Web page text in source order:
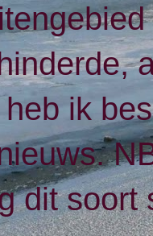
ik
dit soort